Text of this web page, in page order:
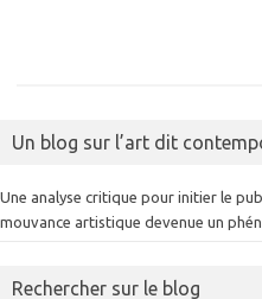
Un blog sur l’art dit
Une analyse critique pour initier le
mouvance artistique devenue un
Rechercher sur le blog